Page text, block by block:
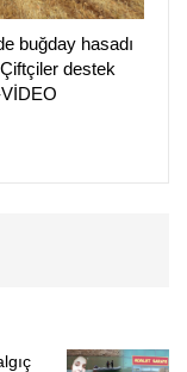
buğday hasadı
destek